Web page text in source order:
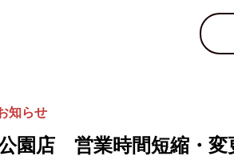
知らせ
園店 営業時間短縮・変